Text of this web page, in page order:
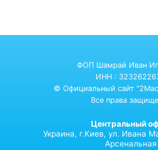
ФОП Шамрай Иван
ИНН :
© Официальный сайт
Все права
Центральный
Украина, г.Киев, ул. Ивана
Арсенальная